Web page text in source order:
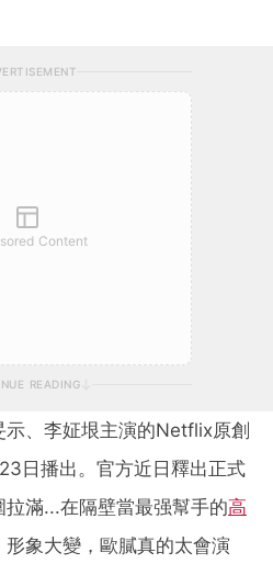
Content
READING
示、李姃垠主演的Netflix原創
日播出。官方近日釋出正式
滿...在隔壁當最强幫手的高
象大變，歐膩真的太會演